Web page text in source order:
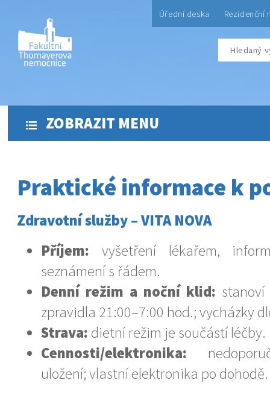
Úřední deska Rezidenční
ZOBRAZIT MENU
Praktické informace k
Zdravotní služby – VITA NOVA
Příjem: vyšetření lékařem,
seznámení s řádem.
Denní režim a noční klid:
zpravidla 21:00–7:00 hod.; vycházky
Strava: dietní režim je součástí léčby.
Cennosti/elektronika:
uložení; vlastní elektronika po dohodě.